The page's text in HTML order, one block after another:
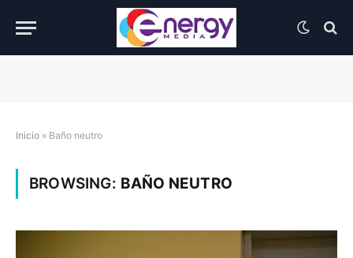
Inicio » Baño neutro
BROWSING: BAÑO NEUTRO